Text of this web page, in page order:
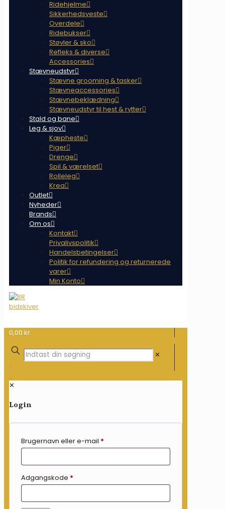
Ridehjelme
Sikkerhedsveste
Overdele
Ridebukser
Støvler & sko
Refleks & diverse
Accessories
Stævneudstyr
Stævne grooming & tasker
Stævneaccessories
Stævnebeklædning
Stævneudstyr til hest & rytter
Stald og bane
Leg & sjov
Kæpheste
Piger
Drenge
Spil & værelset
Rolleleg
Krea
Outlet
Nyheder
Brands
Om os
Kontakt
Privalivspolitik
Handelsbetingelser
Politik for refundering og returnerede
varer
Min Konto
0,00 kr.
✕
✕
Login
Brugernavn eller e-mail *
Adgangskode *